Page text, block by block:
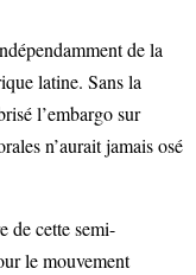
de la
latine. Sans la
l’embargo sur
n’aurait jamais osé
de cette semi-
le mouvement